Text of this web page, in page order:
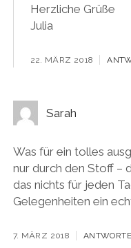
Herzliche Grüße
Julia
22. MÄRZ 2018
Sarah
Was für ein tolles
nur durch den Stoff –
das nichts für jeden
Gelegenheiten ein
7. MÄRZ 2018